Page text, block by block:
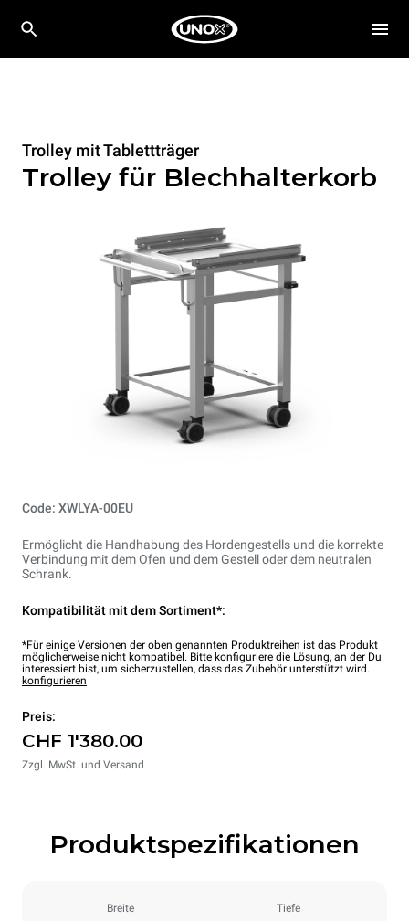
Trolley mit Tablettträger
Trolley für Blechhalterkorb
Code: XWLYA-00EU
Ermöglicht die Handhabung des Hordengestells und die korrekte
Verbindung mit dem Ofen und dem Gestell oder dem neutralen
Schrank.
Kompatibilität mit dem Sortiment*:
*Für einige Versionen der oben genannten Produktreihen ist das Produkt
möglicherweise nicht kompatibel. Bitte konfiguriere die Lösung, an der Du
interessiert bist, um sicherzustellen, dass das Zubehör unterstützt wird.
konfigurieren
Preis:
CHF 1'380.00
Zzgl. MwSt. und Versand
Produktspezifikationen
Breite Tiefe